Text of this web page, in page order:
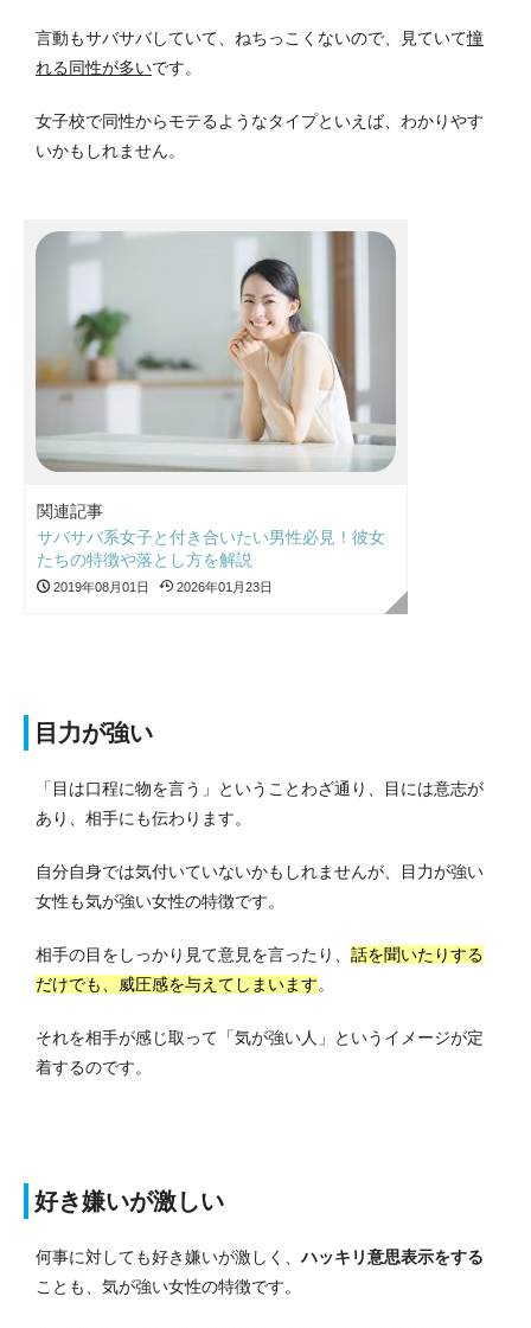
言動もサバサバしていて、ねちっこくないので、見ていて憧
れる同性が多いです。
女子校で同性からモテるようなタイプといえば、わかりやす
いかもしれません。
関連記事
サバサバ系女子と付き合いたい男性必見！彼女
たちの特徴や落とし方を解説
2019年08月01日 2026年01月23日
目力が強い
「目は口程に物を言う」ということわざ通り、目には意志が
あり、相手にも伝わります。
自分自身では気付いていないかもしれませんが、目力が強い
女性も気が強い女性の特徴です。
相手の目をしっかり見て意見を言ったり、 話を聞いたりする
だけでも、威圧感を与えてしまいます。
それを相手が感じ取って「気が強い人」というイメージが定
着するのです。
好き嫌いが激しい
何事に対しても好き嫌いが激しく、ハッキリ意思表示をする
ことも、気が強い女性の特徴です。